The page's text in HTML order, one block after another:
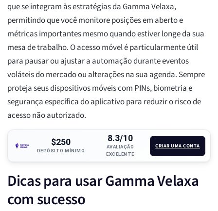
que se integram às estratégias da Gamma Velaxa,
permitindo que você monitore posições em aberto e
métricas importantes mesmo quando estiver longe da sua
mesa de trabalho. O acesso móvel é particularmente útil
para pausar ou ajustar a automação durante eventos
voláteis do mercado ou alterações na sua agenda. Sempre
proteja seus dispositivos móveis com PINs, biometria e
segurança específica do aplicativo para reduzir o risco de
acesso não autorizado.
$250
DEPÓSITO MÍNIMO
8.3/10
AVALIAÇÃO
EXCELENTE
CRIAR UMA CONTA
Dicas para usar Gamma Velaxa
com sucesso